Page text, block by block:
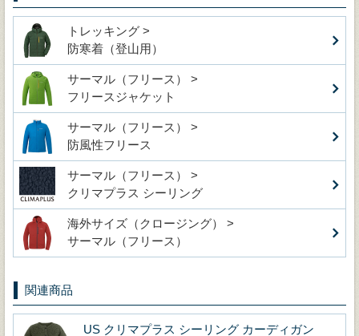
トレッキング >
防寒着（登山用）
サーマル（フリース） >
フリースジャケット
サーマル（フリース） >
防風性フリース
サーマル（フリース） >
クリマプラス シーリング
海外サイズ（クロージング） >
サーマル（フリース）
関連商品
US クリマプラス シーリング カーディガン